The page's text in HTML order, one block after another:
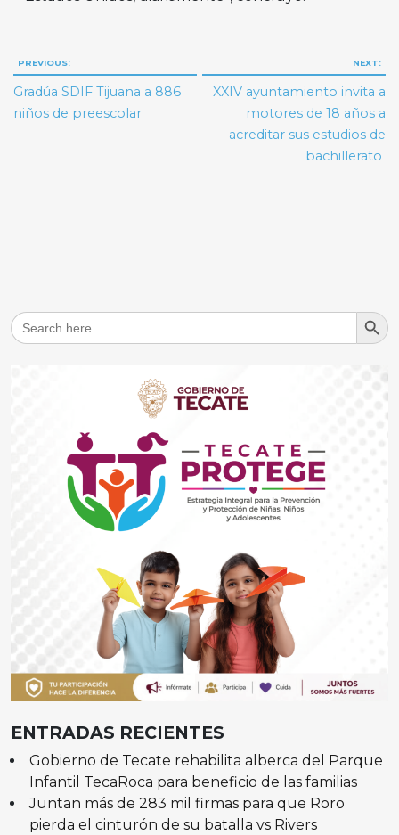
Navegación
de
entradas
PREVIOUS:
Gradúa SDIF Tijuana a 886
niños de preescolar
NEXT:
XXIV ayuntamiento invita a
motores de 18 años a
acreditar sus estudios de
bachillerato
Search
for:
Search
ENTRADAS RECIENTES
Gobierno de Tecate rehabilita alberca del Parque
Infantil TecaRoca para beneficio de las familias
Juntan más de 283 mil firmas para que Roro
pierda el cinturón de su batalla vs Rivers